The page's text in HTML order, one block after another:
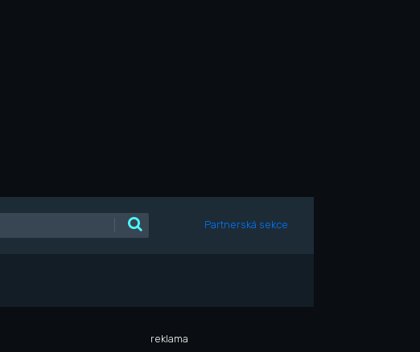
Partnerská sekce
reklama